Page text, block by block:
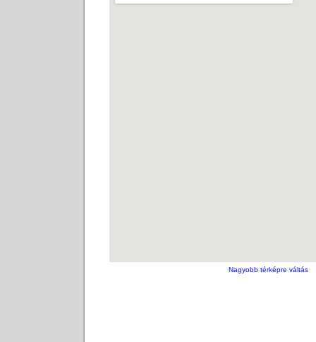
Nagyobb térképre váltás